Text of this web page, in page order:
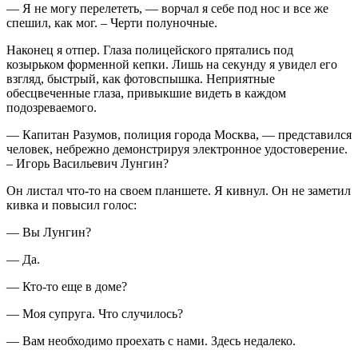
— Я не могу перелететь, — ворчал я себе под нос и все же
спешил, как мог. – Черти полуночные.
Наконец я отпер. Глаза полицейского прятались под
козырьком форменной кепки. Лишь на секунду я увидел его
взгляд, быстрый, как фотовспышка. Неприятные
обесцвеченные глаза, привыкшие видеть в каждом
подозреваемого.
— Капитан Разумов, полиция города Москва, — представился
человек, небрежно демонстрируя электронное удостоверение.
– Игорь Васильевич Лунгин?
Он листал что-то на своем планшете. Я кивнул. Он не заметил
кивка и повысил голос:
— Вы Лунгин?
— Да.
— Кто-то еще в доме?
— Моя супруга. Что случилось?
— Вам необходимо проехать с нами. Здесь недалеко.